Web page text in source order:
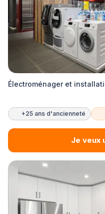
Électroménager et
+25 ans d'ancienneté
Je veux